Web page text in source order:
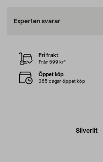
Experten svarar
Silverlit -
Fri frakt
Från 599 kr*
Öppet köp
365 dagar öppet köp